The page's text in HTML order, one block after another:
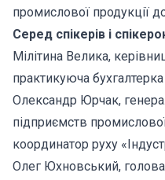
промислової продукції
Серед спікерів і
Мілітина Велика,
практикуюча
Олександр Юрчак,
підприємств
координатор руху
Олег Юхновський,